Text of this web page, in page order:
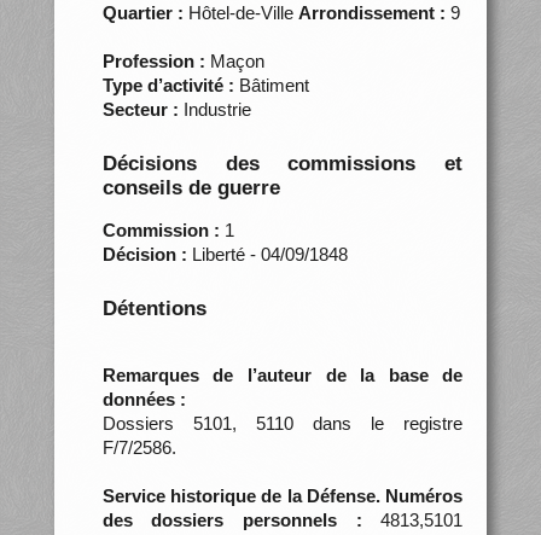
Quartier : Hôtel-de-Ville Arrondissement : 9
Profession : Maçon
Type d’activité : Bâtiment
Secteur : Industrie
Décisions des commissions et
conseils de guerre
Commission : 1
Décision : Liberté - 04/09/1848
Détentions
Remarques de l’auteur de la base de
données :
Dossiers 5101, 5110 dans le registre
F/7/2586.
Service historique de la Défense. Numéros
des dossiers personnels :4813,5101